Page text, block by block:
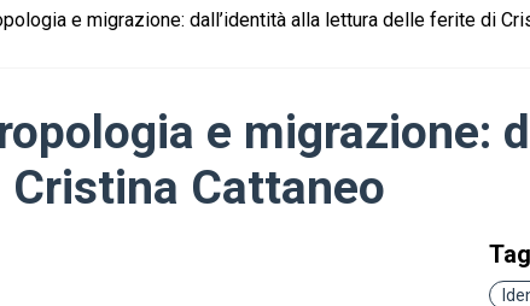
e migrazione: dall’identità alla lettura delle ferite di
e migrazione:
Cattaneo